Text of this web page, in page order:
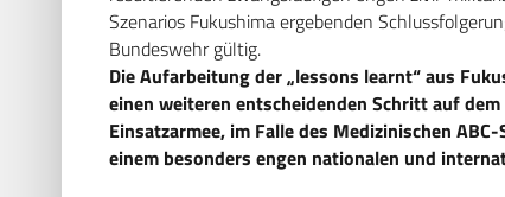
Szenarios Fukushima ergebenden
Bundeswehr gültig.
Die Aufarbeitung der „lessons learnt“ aus
einen weiteren entscheidenden Schritt auf
Einsatzarmee, im Falle des Medizinischen
einem besonders engen nationalen und